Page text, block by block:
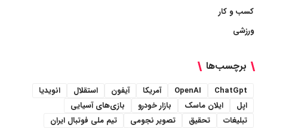
کسب و کار
ورزشی
برچسب‌ها
ChatGpt
OpenAI آمریکا آیفون استقلال
انویدیا
اپل
ایلان ماسک بازار خودرو
بازی‌های آسیایی
تبلیغات
تحقیق تصویر نجومی
تیم ملی فوتبال ایران